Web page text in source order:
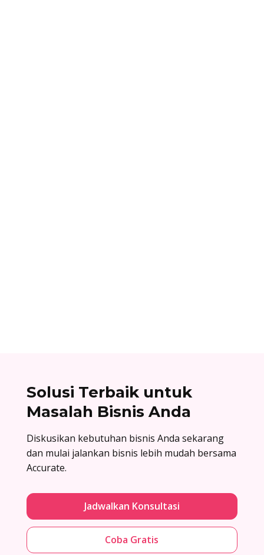
Solusi Terbaik untuk
Masalah Bisnis Anda
Diskusikan kebutuhan bisnis Anda sekarang
dan mulai jalankan bisnis lebih mudah bersama
Accurate.
Jadwalkan Konsultasi
Coba Gratis